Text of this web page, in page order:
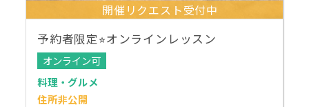
開催リクエスト受付中
予約者限定⭐︎オンラインレッスン
オンライン可
料理・グルメ
住所非公開